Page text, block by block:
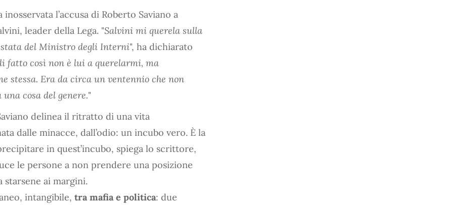
inosservata l’accusa di Roberto Saviano a
leader della Lega. "Salvini mi querela sulla
del Ministro degli Interni", ha dichiarato
fatto così non è lui a querelarmi, ma
stessa. Era da circa un ventennio che non
una cosa del genere."
delinea il ritratto di una vita
dalle minacce, dall’odio: un incubo vero. È la
in quest’incubo, spiega lo scrittore,
le persone a non prendere una posizione
starsene ai margini.
intangibile, tra mafia e politica: due